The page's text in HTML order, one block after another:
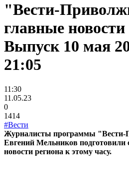
"Вести-
главные новости
Выпуск 10 мая
21:05
11:30
11.05.23
0
1414
#Вести
Журналисты программы "Вести-
Евгений Мельников подготовили
новости региона к этому часу.